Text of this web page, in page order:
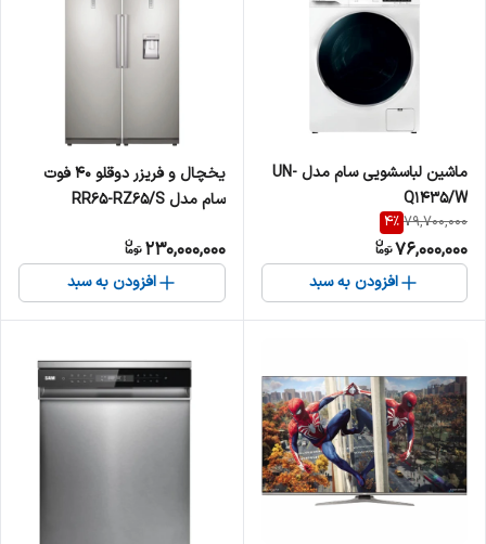
ماشین لباسشویی سام مدل UN-
Q1435/W
79,700,000
4%
76,000,000
افزودن به سبد
یخچال و فریزر دوقلو 40 فوت
سام مدل RR65-RZ65/S
230,000,000
افزودن به سبد